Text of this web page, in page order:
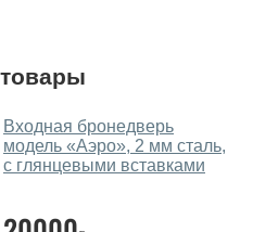
Входная бронедверь
модель «Аэро», 2 мм сталь,
с глянцевыми вставками